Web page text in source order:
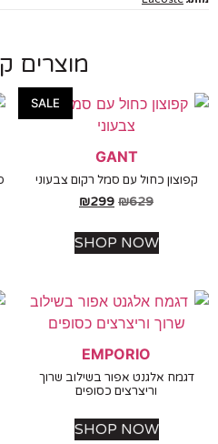
מוצרים
SALE
GANT
כחול עם סמל רקום צבעוני
₪
₪299
SHOP NOW
סריג
EMPORIO
אלגנט אפור בשילוב שרוך
וריצרצים כסופים
SHOP NOW